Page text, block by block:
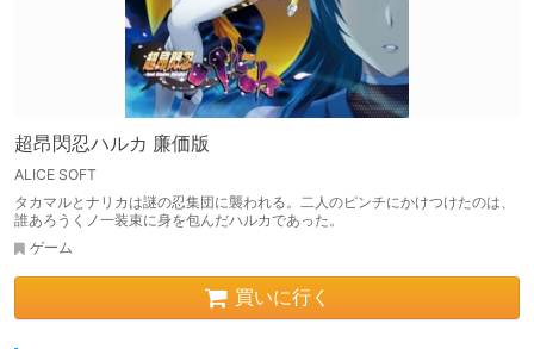
超昂閃忍ハルカ 廉価版
ALICE SOFT
タカマルとナリカは謎の忍集団に襲われる。二人のピンチにかけつけたのは、
誰あろうくノ一装束に身を包んだハルカであった。
ゲーム
買いに行く